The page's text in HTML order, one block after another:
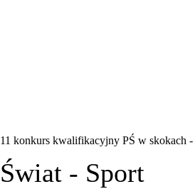
11 konkurs kwalifikacyjny PŚ w skokach
Świat - Sport